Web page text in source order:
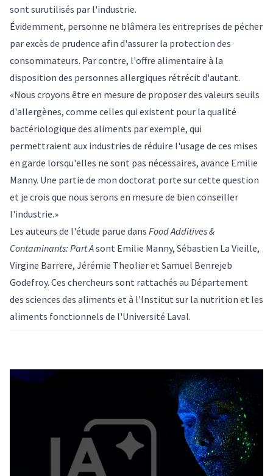
sont surutilisés par l'industrie.
Évidemment, personne ne blâmera les entreprises de pécher
par excès de prudence afin d'assurer la protection des
consommateurs. Par contre, l'offre alimentaire à la
disposition des personnes allergiques rétrécit d'autant.
«Nous croyons être en mesure de proposer des valeurs seuils
d'allergènes, comme celles qui existent pour la qualité
bactériologique des aliments par exemple, qui
permettraient aux industries de réduire l'usage de ces mises
en garde lorsqu'elles ne sont pas nécessaires, avance Emilie
Manny. Une partie de mon doctorat porte sur cette question
et je crois que nous serons en mesure de bien conseiller
l'industrie.»
Les auteurs de l'étude parue dans Food Additives &
Contaminants: Part Asont Emilie Manny, Sébastien La Vieille,
Virgine Barrere, Jérémie Theolier et Samuel Benrejeb
Godefroy. Ces chercheurs sont rattachés au Département
des sciences des aliments et à l'Institut sur la nutrition et les
aliments fonctionnels de l'Université Laval.